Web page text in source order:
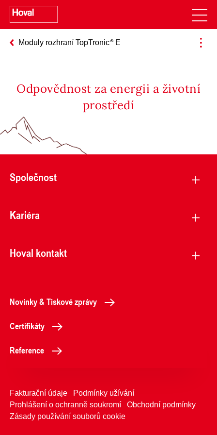
Moduly rozhraní TopTronic E
Odpovědnost za energii a životní
prostředí
Společnost
Kariéra
Hoval kontakt
Novinky & Tiskové zprávy
Certifikáty
Reference
Fakturační údaje
Podmínky užívání
Prohlášení o ochranně soukromí
Obchodní podmínky
Zásady používání souborů cookie